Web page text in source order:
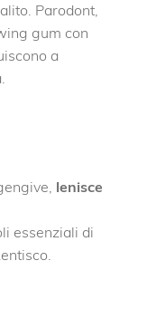
Parodont,
gum con
a
lenisce
essenziali di